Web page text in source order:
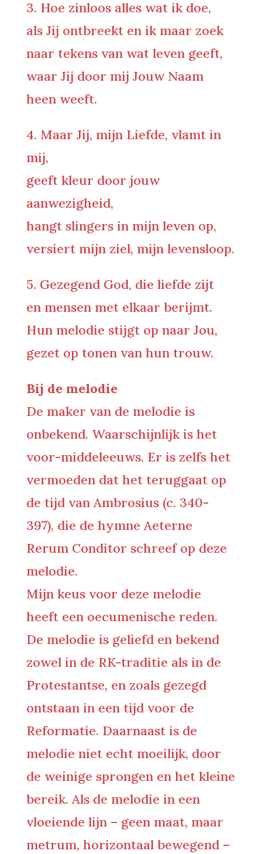
3. Hoe zinloos alles wat ik doe,
als Jij ontbreekt en ik maar zoek
naar tekens van wat leven geeft,
waar Jij door mij Jouw Naam
heen weeft.
4. Maar Jij, mijn Liefde, vlamt in
mij,
geeft kleur door jouw
aanwezigheid,
hangt slingers in mijn leven op,
versiert mijn ziel, mijn levensloop.
5. Gezegend God, die liefde zijt
en mensen met elkaar berijmt.
Hun melodie stijgt op naar Jou,
gezet op tonen van hun trouw.
Bij de melodie
De maker van de melodie is
onbekend. Waarschijnlijk is het
voor-middeleeuws. Er is zelfs het
vermoeden dat het teruggaat op
de tijd van Ambrosius (c. 340-
397), die de hymne Aeterne
Rerum Conditor schreef op deze
melodie.
Mijn keus voor deze melodie
heeft een oecumenische reden.
De melodie is geliefd en bekend
zowel in de RK-traditie als in de
Protestantse, en zoals gezegd
ontstaan in een tijd voor de
Reformatie. Daarnaast is de
melodie niet echt moeilijk, door
de weinige sprongen en het kleine
bereik. Als de melodie in een
vloeiende lijn – geen maat, maar
metrum, horizontaal bewegend –